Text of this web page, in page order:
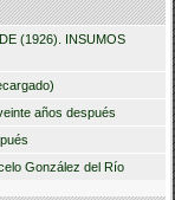
(1926). INSUMOS
años después
González del Río